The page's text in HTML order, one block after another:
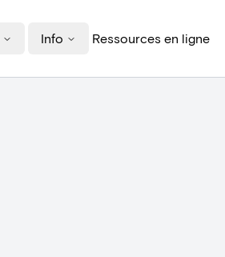
Info Ressources en ligne